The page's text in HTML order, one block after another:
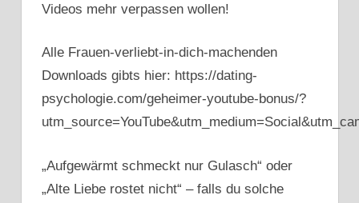
Videos mehr verpassen wollen!
Alle Frauen-verliebt-in-dich-machenden
Downloads gibts hier: https://dating-
psychologie.com/geheimer-youtube-bonus/?
„Aufgewärmt schmeckt nur Gulasch“ oder
„Alte Liebe rostet nicht“ – falls du solche